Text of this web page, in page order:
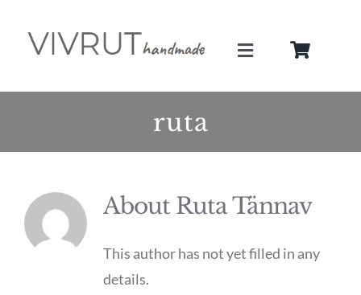
Toggle
Minust
Galerii
ruta
About Ruta Tännav
This author has not yet filled in any
details.